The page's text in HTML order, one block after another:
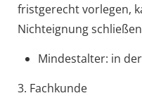
fristgerecht vorlegen,
Nichteignung
Mindestalter: in der
3. Fachkunde